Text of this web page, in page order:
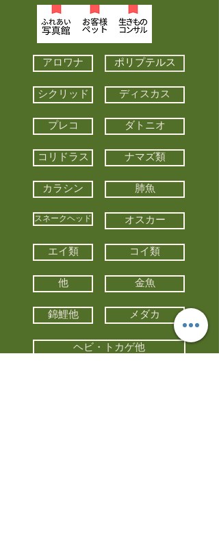
アロワナ ポリプテルス
シクリッド ディスカス
プレコ ダトニオ
コリドラス ナマズ類
カラシン 肺魚
スネークヘッド オスカー
エイ類 コイ類
他 金魚
錦鯉他 メダカ
ヘビ・トカゲ他